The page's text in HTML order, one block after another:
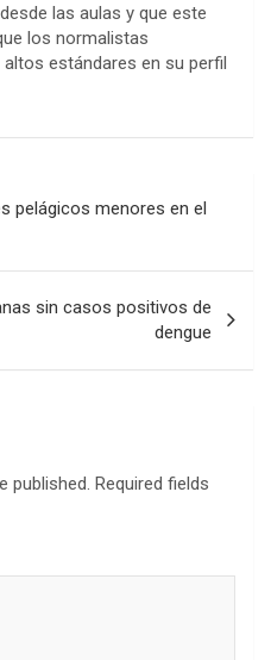
las aulas y que este
los normalistas
estándares en su perfil
pelágicos menores en el
sin casos positivos de
dengue
published. Required fields